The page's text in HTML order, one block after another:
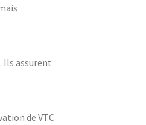
Ils assurent
de VTC